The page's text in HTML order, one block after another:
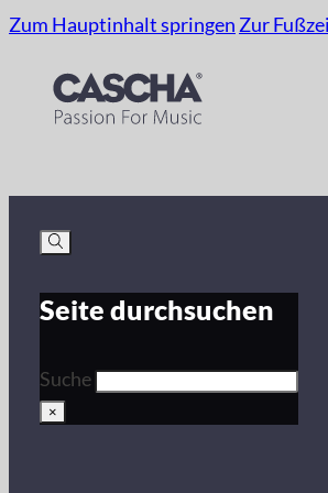
Zum Hauptinhalt springen Zur
Seite durchsuchen
Suche
×